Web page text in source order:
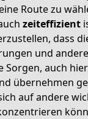
Route zu
zeiteffizient
dass
und
Sorgen, auch
übernehmen
auf andere